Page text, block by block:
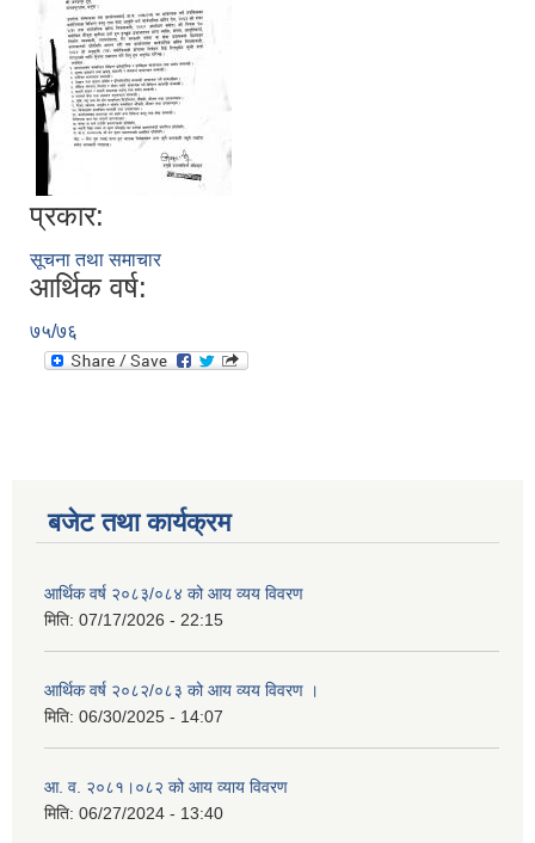
प्रकार:
सूचना तथा समाचार
आर्थिक वर्ष:
७५/७६
बजेट तथा कार्यक्रम
आर्थिक वर्ष २०८३/०८४ को आय व्यय विवरण
मिति: 07/17/2026 - 22:15
आर्थिक वर्ष २०८२/०८३ को आय व्यय विवरण ।
मिति: 06/30/2025 - 14:07
आ. व. २०८१।०८२ को आय व्याय विवरण
मिति: 06/27/2024 - 13:40